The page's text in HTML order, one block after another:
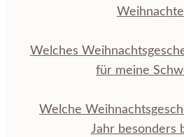
Welches
für meine
Welche
Jahr besonders